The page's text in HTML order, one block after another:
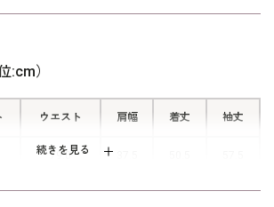
ランダムなボーダー柄に織り上げられ
たジャカード素材は、米沢織。立体的
続きを見る
:cm）
ウエスト 肩幅 着丈 袖丈
79.0
82.0 38.0 51.0 58.0